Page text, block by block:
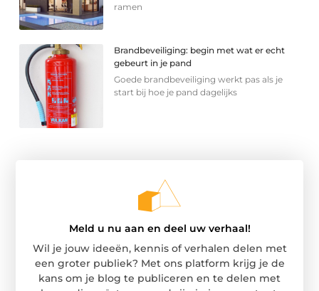
ramen
Brandbeveiliging: begin met wat er echt
gebeurt in je pand
Goede brandbeveiliging werkt pas als je
start bij hoe je pand dagelijks
Meld u nu aan en deel uw verhaal!
Wil je jouw ideeën, kennis of verhalen delen met
een groter publiek? Met ons platform krijg je de
kans om je blog te publiceren en te delen met